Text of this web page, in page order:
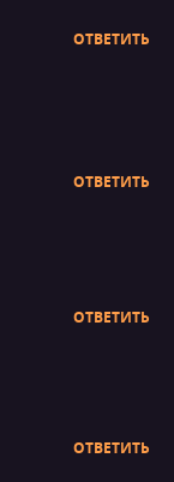
ОТВЕТИТЬ
ОТВЕТИТЬ
ОТВЕТИТЬ
ОТВЕТИТЬ